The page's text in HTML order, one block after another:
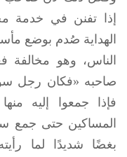
إذا تفنن في خدمة
الهداية صُدم بوضع
الناس، وهو
صاحبه «فكان رجل
فإذا جمعوا إليه
المساكين حتى جمع
بغضًا شديدًا لما